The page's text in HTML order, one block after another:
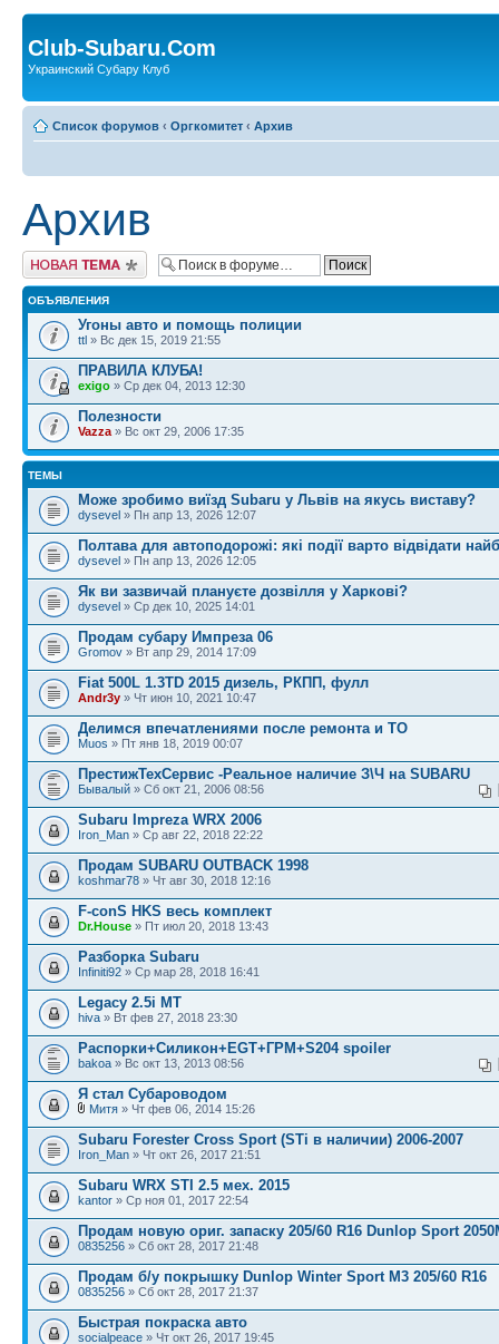
Club-Subaru.Com
Украинский Субару Клуб
Список форумов ‹ Оргкомитет ‹ Архив
Архив
Новая тема
ОБЪЯВЛЕНИЯ
Угоны авто и помощь полиции
ttl » Вс дек 15, 2019 21:55
ПРАВИЛА КЛУБА!
exigo » Ср дек 04, 2013 12:30
Полезности
Vazza » Вс окт 29, 2006 17:35
ТЕМЫ
Може зробимо виїзд Subaru у Львів на якусь виставу?
dysevel » Пн апр 13, 2026 12:07
Полтава для автоподорожі: які події варто відвідати
dysevel » Пн апр 13, 2026 12:05
Як ви зазвичай плануєте дозвілля у Харкові?
dysevel » Ср дек 10, 2025 14:01
Продам субару Импреза 06
Gromov » Вт апр 29, 2014 17:09
Fiat 500L 1.3TD 2015 дизель, РКПП, фулл
Andr3y » Чт июн 10, 2021 10:47
Делимся впечатлениями после ремонта и ТО
Muos » Пт янв 18, 2019 00:07
ПрестижТехСервис -Реальное наличие З\Ч на SUBARU
Бывалый » Сб окт 21, 2006 08:56
Subaru Impreza WRX 2006
Iron_Man » Ср авг 22, 2018 22:22
Продам SUBARU OUTBACK 1998
koshmar78 » Чт авг 30, 2018 12:16
F-conS HKS весь комплект
Dr.House » Пт июл 20, 2018 13:43
Разборка Subaru
Infiniti92 » Ср мар 28, 2018 16:41
Legacy 2.5i MT
hiva » Вт фев 27, 2018 23:30
Распорки+Силикон+EGT+ГРМ+S204 spoiler
bakoa » Вс окт 13, 2013 08:56
Я стал Субароводом
Митя » Чт фев 06, 2014 15:26
Subaru Forester Cross Sport (STi в наличии) 2006-2007
Iron_Man » Чт окт 26, 2017 21:51
Subaru WRX STI 2.5 мех. 2015
kantor » Ср ноя 01, 2017 22:54
Продам новую ориг. запаску 205/60 R16 Dunlop Sport
0835256 » Сб окт 28, 2017 21:48
Продам б/у покрышку Dunlop Winter Sport M3 205/60 R16
0835256 » Сб окт 28, 2017 21:37
Быстрая покраска авто
socialpeace » Чт окт 26, 2017 19:45